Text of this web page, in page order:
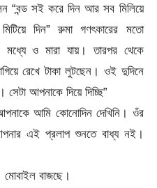
“বন্ড সই করে দিন আর সব মিলিয়ে
দিন” রুমা গণৎকারের মতো
মধ্যে ও মারা যায়। তারপর থেকে
রেখে টাকা লুটছেন। ওই দুদিনে
আপনাকে দিয়ে দিচ্ছি”
আমি কোনোদিন দেখিনি। ওঁর
এই প্রলাপ শুনতে বাধ্য নই।
মোবাইল বাজছে।